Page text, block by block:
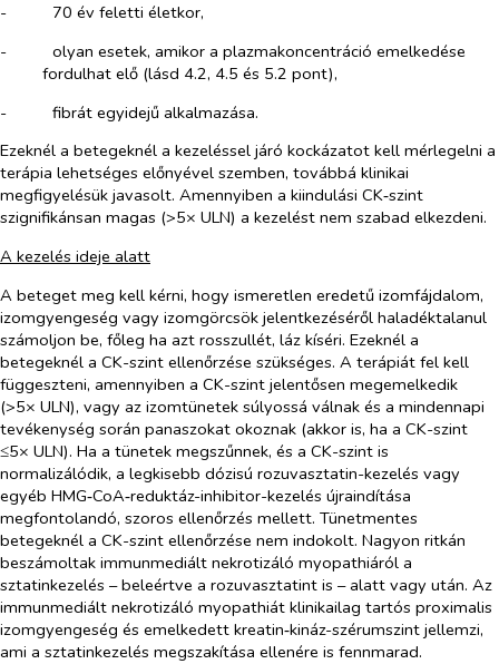
-​
70 év feletti életkor,
-​
olyan esetek, amikor a plazmakoncentráció emelkedése
fordulhat elő (lásd 4.2, 4.5 és 5.2 pont),
-​
fibrát egyidejű alkalmazása.
Ezeknél a betegeknél a kezeléssel járó kockázatot kell mérlegelni a
terápia lehetséges előnyével szemben, továbbá klinikai
megfigyelésük javasolt. Amennyiben a kiindulási CK‑szint
szignifikánsan magas (>5× ULN) a kezelést nem szabad elkezdeni.
A kezelés ideje alatt
A beteget meg kell kérni, hogy ismeretlen eredetű izomfájdalom,
izomgyengeség vagy izomgörcsök jelentkezéséről haladéktalanul
számoljon be, főleg ha azt rosszullét, láz kíséri. Ezeknél a
betegeknél a CK-szint ellenőrzése szükséges. A terápiát fel kell
függeszteni, amennyiben a CK-szint jelentősen megemelkedik
(>5× ULN), vagy az izomtünetek súlyossá válnak és a mindennapi
tevékenység során panaszokat okoznak (akkor is, ha a CK-szint
≤5× ULN). Ha a tünetek megszűnnek, és a CK-szint is
normalizálódik, a legkisebb dózisú rozuvasztatin-kezelés vagy
egyéb HMG‑CoA‑reduktáz-inhibitor-kezelés újraindítása
megfontolandó, szoros ellenőrzés mellett. Tünetmentes
betegeknél a CK-szint ellenőrzése nem indokolt. Nagyon ritkán
beszámoltak immunmediált nekrotizáló myopathiáról a
sztatinkezelés – beleértve a rozuvasztatint is – alatt vagy után. Az
immunmediált nekrotizáló myopathiát klinikailag tartós proximalis
izomgyengeség és emelkedett kreatin‑kináz-szérumszint jellemzi,
ami a sztatinkezelés megszakítása ellenére is fennmarad.